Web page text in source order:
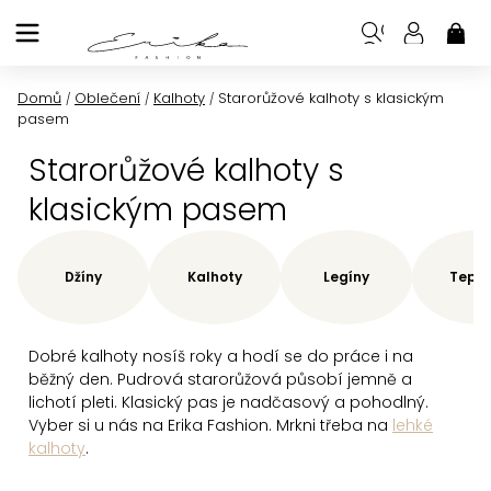
na
Domů / Oblečení / Kalhoty / Starorůžové kalhoty s klasickým
pasem
Starorůžové kalhoty s
klasickým pasem
Dobré kalhoty nosíš roky a hodí se do práce i na
běžný den. Pudrová starorůžová působí jemně a
lichotí pleti. Klasický pas je nadčasový a pohodlný.
Vyber si u nás na Erika Fashion. Mrkni třeba na lehké
kalhoty.
Džíny Kalhoty Legíny